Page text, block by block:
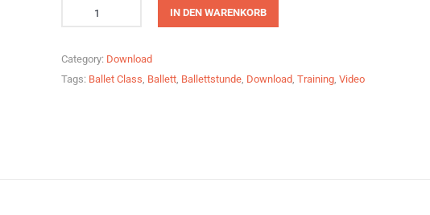
IN DEN WARENKORB
Category: Download
Tags: Ballet Class, Ballett, Ballettstunde, Download, Training, Video